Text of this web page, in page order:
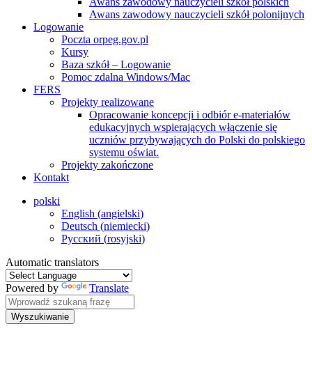
Awans zawodowy nauczycieli szkół polonijnych
Logowanie
Poczta orpeg.gov.pl
Kursy
Baza szkół – Logowanie
Pomoc zdalna Windows/Mac
FERS
Projekty realizowane
Opracowanie koncepcji i odbiór e-materiałów
edukacyjnych wspierających włączenie się
uczniów przybywających do Polski do polskiego
systemu oświat.
Projekty zakończone
Kontakt
polski
English (angielski)
Deutsch (niemiecki)
Русский (rosyjski)
Automatic translators
Powered by Translate
Wyszukiwanie